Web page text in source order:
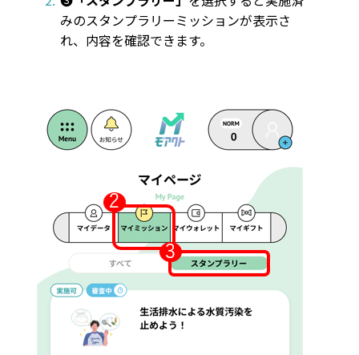
みのスタンプラリーミッションが表示さ
れ、内容を確認できます。